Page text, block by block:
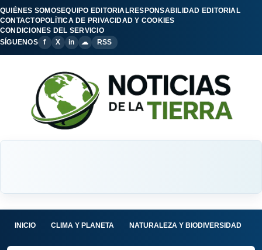
QUIÉNES SOMOSEQUIPO EDITORIALRESPONSABILIDAD EDITORIAL
CONTACTOPOLÍTICA DE PRIVACIDAD Y COOKIES
CONDICIONES DEL SERVICIO
SÍGUENOS
f X in ☁ RSS
INICIO CLIMA Y PLANETA NATURALEZA Y BIODIVERSIDAD